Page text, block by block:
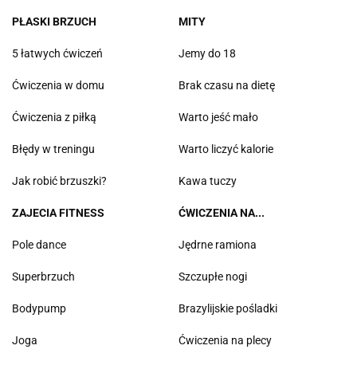
PŁASKI BRZUCH
5 łatwych ćwiczeń
Ćwiczenia w domu
Ćwiczenia z piłką
Błędy w treningu
Jak robić brzuszki?
MITY
Jemy do 18
Brak czasu na dietę
Warto jeść mało
Warto liczyć kalorie
Kawa tuczy
ZAJECIA FITNESS
Pole dance
Superbrzuch
Bodypump
Joga
ĆWICZENIA NA...
Jędrne ramiona
Szczupłe nogi
Brazylijskie pośladki
Ćwiczenia na plecy